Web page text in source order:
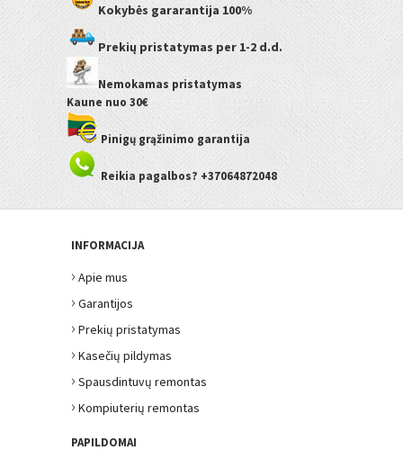
Kokybės gararantija 100%
Prekių pristatymas per 1-2 d.d.
Nemokamas pristatymas
Kaune nuo 30€
Pinigų grąžinimo garantija
Reikia pagalbos? +37064872048
INFORMACIJA
› Apie mus
› Garantijos
› Prekių pristatymas
› Kasečių pildymas
› Spausdintuvų remontas
› Kompiuterių remontas
PAPILDOMAI